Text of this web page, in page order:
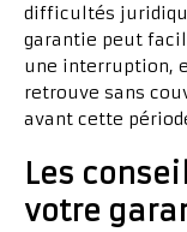
difficultés
garantie peut
une interruption,
retrouve sans
avant cette
Les
votre